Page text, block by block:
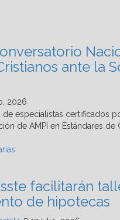
ante la
2026
facilitarán
de hipotecas